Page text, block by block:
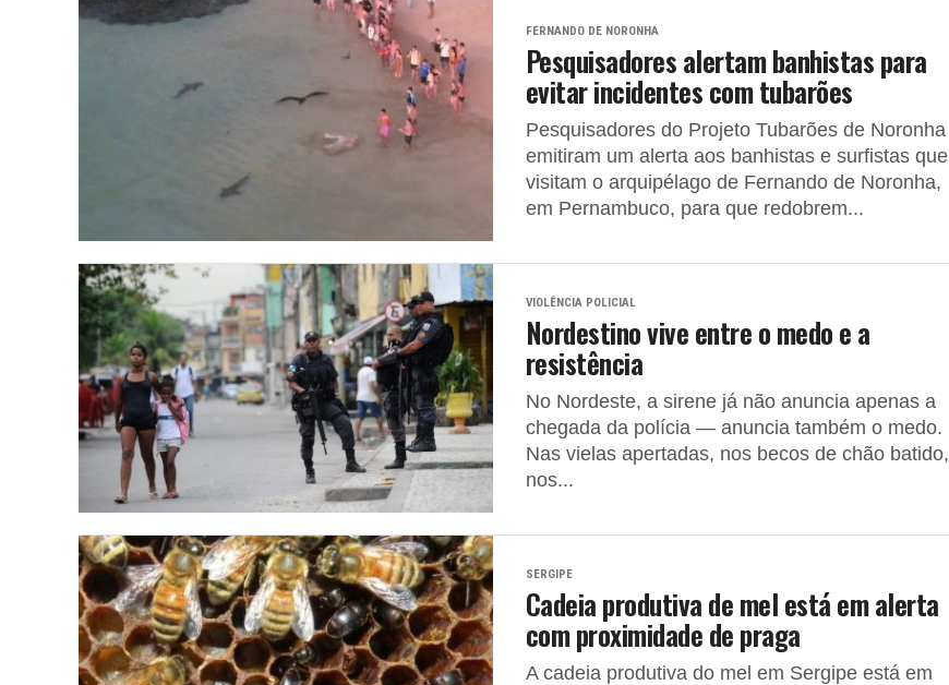
FERNANDO DE NORONHA
Pesquisadores alertam banhistas para
evitar incidentes com tubarões
Pesquisadores do Projeto Tubarões de Noronha
emitiram um alerta aos banhistas e surfistas que
visitam o arquipélago de Fernando de Noronha,
em Pernambuco, para que redobrem...
VIOLÊNCIA POLICIAL
Nordestino vive entre o medo e a
resistência
No Nordeste, a sirene já não anuncia apenas a
chegada da polícia — anuncia também o medo.
Nas vielas apertadas, nos becos de chão batido,
nos...
SERGIPE
Cadeia produtiva de mel está em alerta
com proximidade de praga
A cadeia produtiva do mel em Sergipe está em